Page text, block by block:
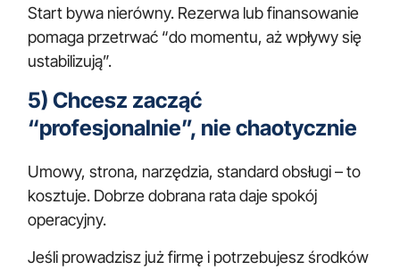
Start bywa nierówny. Rezerwa lub finansowanie
pomaga przetrwać “do momentu, aż wpływy się
ustabilizują”.
5) Chcesz zacząć
“profesjonalnie”, nie chaotycznie
Umowy, strona, narzędzia, standard obsługi – to
kosztuje. Dobrze dobrana rata daje spokój
operacyjny.
Jeśli prowadzisz już firmę i potrzebujesz środków